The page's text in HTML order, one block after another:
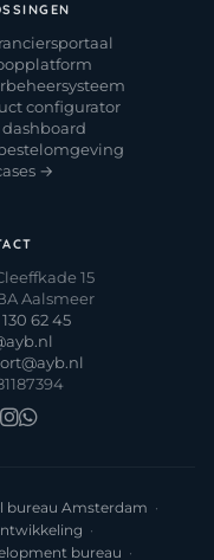
configurator
→
15
Aalsmeer
62 45
bureau Amsterdam
bureau